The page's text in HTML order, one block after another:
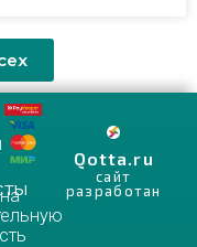
Qotta.ru
сайт
разработан